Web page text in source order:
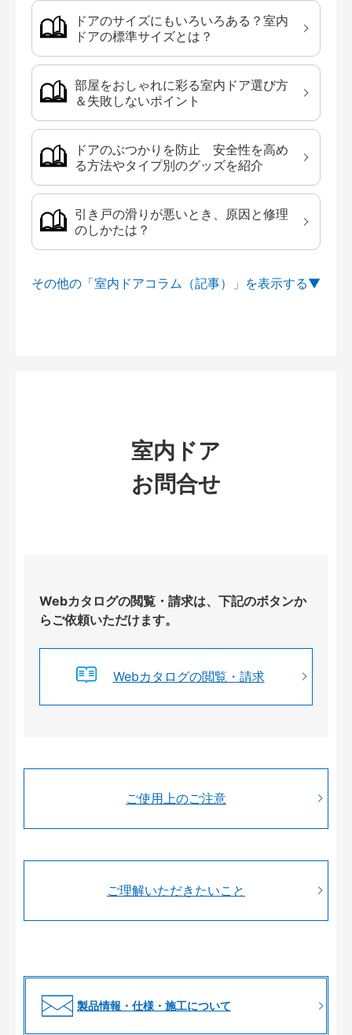
ドアのサイズにもいろいろある？室内
ドアの標準サイズとは？
部屋をおしゃれに彩る室内ドア選び方
＆失敗しないポイント
ドアのぶつかりを防止 安全性を高め
る方法やタイプ別のグッズを紹介
引き戸の滑りが悪いとき、原因と修理
のしかたは？
その他の「室内ドアコラム（記事）」を
室内ドア
お問合せ
Webカタログの閲覧・請求は、下記のボタンか
らご依頼いただけます。
Webカタログの閲覧・請求
ご使用上のご注意
ご理解いただきたいこと
製品情報・仕様・施工について